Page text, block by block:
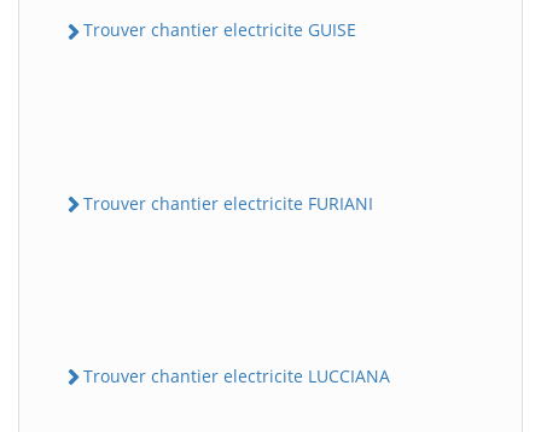
Trouver chantier electricite GUISE
Trouver chantier electricite FURIANI
Trouver chantier electricite LUCCIANA